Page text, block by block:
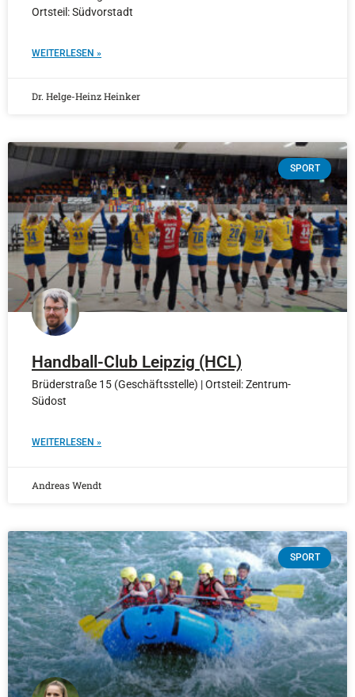
Ortsteil: Südvorstadt
WEITERLESEN »
Dr. Helge-Heinz Heinker
SPORT
Handball-Club Leipzig (HCL)
Brüderstraße 15 (Geschäftsstelle) | Ortsteil: Zentrum-
Südost
WEITERLESEN »
Andreas Wendt
SPORT